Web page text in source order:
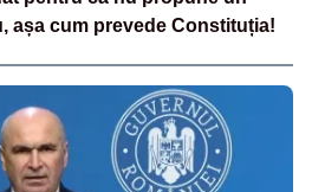
așa cum prevede Constituția!